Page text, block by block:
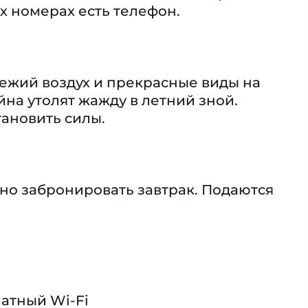
номерах есть телефон.
воздух и прекрасные виды на
утолят жажду в летний зной.
силы.
забронировать завтрак. Подаются
Wi-Fi